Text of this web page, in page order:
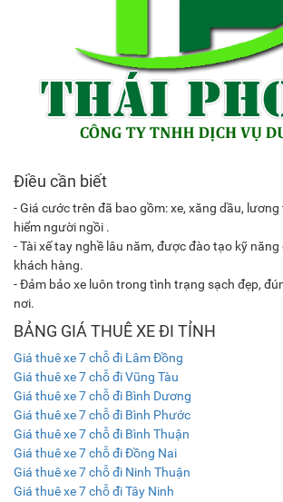
Điều cần biết
- Giá cước trên đã bao gồm: xe, xăng dầu, lương
hiểm người ngồi .
- Tài xế tay nghề lâu năm, được đào tạo kỹ
khách hàng.
- Đảm bảo xe luôn trong tình trạng sạch đẹp,
nơi.
BẢNG GIÁ THUÊ XE ĐI TỈNH
Giá thuê xe 7 chỗ đi Lâm Đồng
Giá thuê xe 7 chỗ đi Vũng Tàu
Giá thuê xe 7 chỗ đi Bình Dương
Giá thuê xe 7 chỗ đi Bình Phước
Giá thuê xe 7 chỗ đi Bình Thuận
Giá thuê xe 7 chỗ đi Đồng Nai
Giá thuê xe 7 chỗ đi Ninh Thuận
Giá thuê xe 7 chỗ đi Tây Ninh